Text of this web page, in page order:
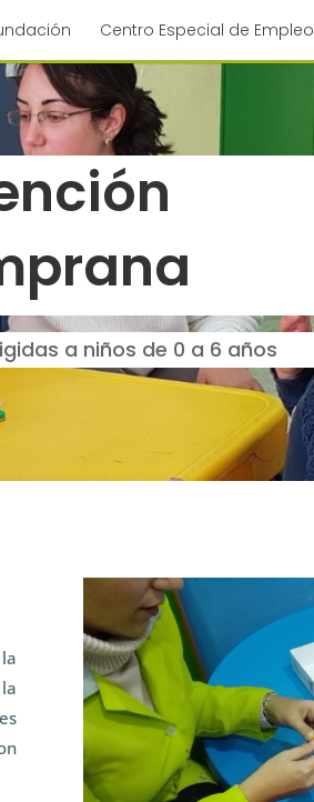
Centro Especial de Empleo
a niños de 0 a 6 años